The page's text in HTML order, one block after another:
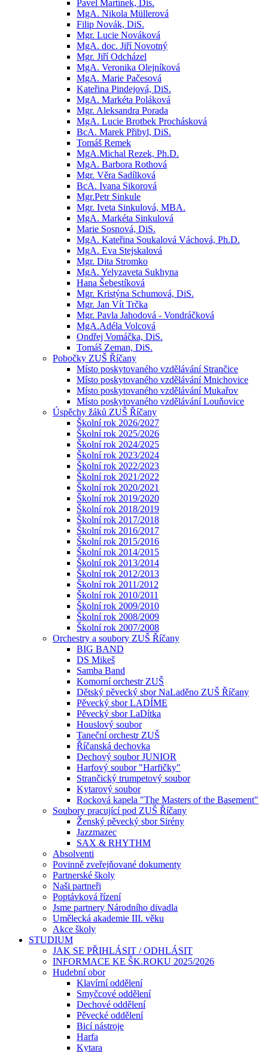
Pavel Martínek, Dis.
MgA. Nikola Müllerová
Filip Novák, DiS.
Mgr. Lucie Nováková
MgA. doc. Jiří Novotný
Mgr. Jiří Odcházel
MgA. Veronika Olejníková
MgA. Marie Pačesová
Kateřina Pindejová, DiS.
MgA. Markéta Poláková
Mgr. Aleksandra Porada
MgA. Lucie Brotbek Prochásková
BcA. Marek Přibyl, DiS.
Tomáš Remek
MgA.Michal Rezek, Ph.D.
MgA. Barbora Rothová
Mgr. Věra Sadílková
BcA. Ivana Sikorová
Mgr.Petr Sinkule
Mgr. Iveta Sinkulová, MBA.
MgA. Markéta Sinkulová
Marie Sosnová, DiS.
MgA. Kateřina Soukalová Váchová, Ph.D.
MgA. Eva Stejskalová
Mgr. Dita Stromko
MgA. Yelyzaveta Sukhyna
Hana Šebestíková
Mgr. Kristýna Schumová, DiS.
Mgr. Jan Vít Trčka
Mgr. Pavla Jahodová - Vondráčková
MgA.Adéla Volcová
Ondřej Vomáčka, DiS.
Tomáš Zeman, DiS.
Pobočky ZUŠ Říčany
Místo poskytovaného vzdělávání Strančice
Místo poskytovaného vzdělávání Mnichovice
Místo poskytovaného vzdělávání Mukařov
Místo poskytovaného vzdělávání Louňovice
Úspěchy žáků ZUŠ Říčany
Školní rok 2026/2027
Školní rok 2025/2026
Školní rok 2024/2025
Školní rok 2023/2024
Školní rok 2022/2023
Školní rok 2021/2022
Školní rok 2020/2021
Školní rok 2019/2020
Školní rok 2018/2019
Školní rok 2017/2018
Školní rok 2016/2017
Školní rok 2015/2016
Školní rok 2014/2015
Školní rok 2013/2014
Školní rok 2012/2013
Školní rok 2011/2012
Školní rok 2010/2011
Školní rok 2009/2010
Školní rok 2008/2009
Školní rok 2007/2008
Orchestry a soubory ZUŠ Říčany
BIG BAND
DS Mikeš
Samba Band
Komorní orchestr ZUŠ
Dětský pěvecký sbor NaLaděno ZUŠ Říčany
Pěvecký sbor LADÍME
Pěvecký sbor LaDítka
Houslový soubor
Taneční orchestr ZUŠ
Říčanská dechovka
Dechový soubor JUNIOR
Harfový soubor "Harfičky"
Strančický trumpetový soubor
Kytarový soubor
Rocková kapela "The Masters of the Basement"
Soubory pracující pod ZUŠ Říčany
Ženský pěvecký sbor Sirény
Jazzmazec
SAX & RHYTHM
Absolventi
Povinně zveřejňované dokumenty
Partnerské školy
Naši partneři
Poptávková řízení
Jsme partnery Národního divadla
Umělecká akademie III. věku
Akce školy
STUDIUM
JAK SE PŘIHLÁSIT / ODHLÁSIT
INFORMACE KE ŠK.ROKU 2025/2026
Hudební obor
Klavírní oddělení
Smyčcové oddělení
Dechové oddělení
Pěvecké oddělení
Bicí nástroje
Harfa
Kytara